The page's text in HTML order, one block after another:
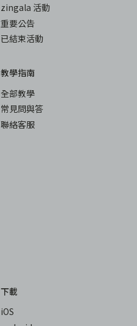
zingala 活動
重要公告
已結束活動
教學指南
全部教學
常見問與答
聯絡客服
下載
iOS